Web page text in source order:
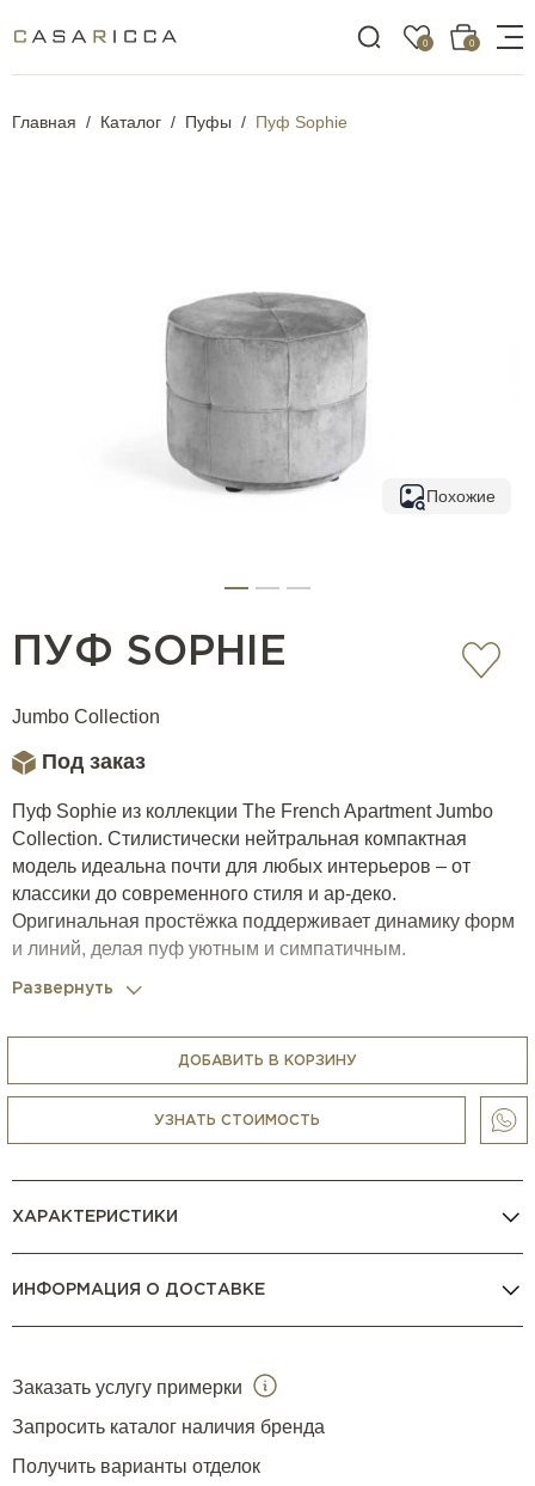
0 0
Главная Каталог Пуфы Пуф Sophie
Похожие
ПУФ SOPHIE
Jumbo Collection
Под заказ
Пуф Sophie из коллекции The French Apartment Jumbo
Collection. Стилистически нейтральная компактная
модель идеальна почти для любых интерьеров – от
классики до современного стиля и ар-деко.
Оригинальная простёжка поддерживает динамику форм
и линий, делая пуф уютным и симпатичным.
Развернуть
ДОБАВИТЬ В КОРЗИНУ
УЗНАТЬ СТОИМОСТЬ
ХАРАКТЕРИСТИКИ
ИНФОРМАЦИЯ О ДОСТАВКЕ
Заказать услугу примерки
Запросить каталог наличия бренда
Получить варианты отделок